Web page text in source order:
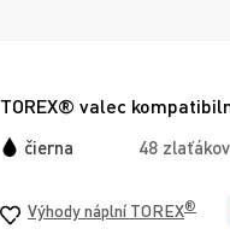
TOREX® valec
čierna 48 zlaťákov
Výhody náplní TOREX®